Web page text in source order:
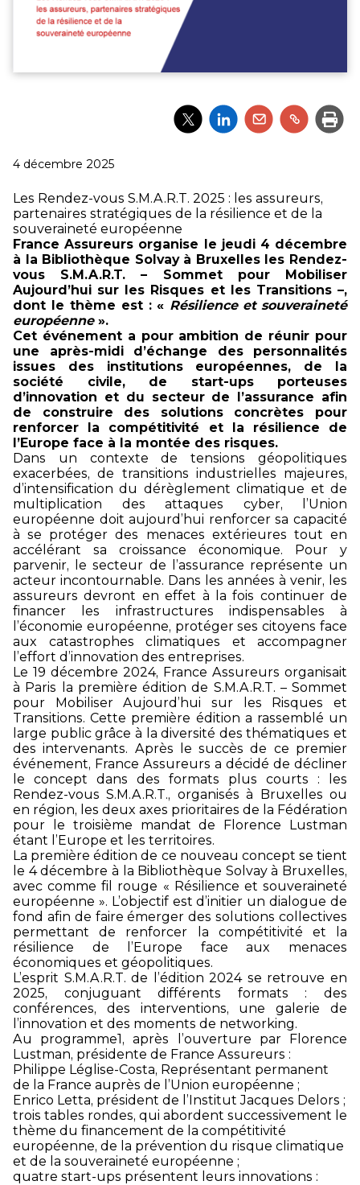
Partager
l'article
Partager
l'article
Partager
l'article
Partager
l'article
Publié
4 décembre 2025
Les Rendez-vous S.M.A.R.T. 2025 : les assureurs,
partenaires stratégiques de la résilience et de la
souveraineté européenne
France Assureurs organise le jeudi 4 décembre
à la Bibliothèque Solvay à Bruxelles les Rendez-
vous S.M.A.R.T. – Sommet pour Mobiliser
Aujourd’hui sur les Risques et les Transitions –,
dont le thème est : « Résilience et souveraineté
européenne».
Cet événement a pour ambition de réunir pour
une après-midi d’échange des personnalités
issues des institutions européennes, de la
société civile, de start-ups porteuses
d’innovation et du secteur de l’assurance afin
de construire des solutions concrètes pour
renforcer la compétitivité et la résilience de
l’Europe face à la montée des risques.
Dans un contexte de tensions géopolitiques
exacerbées, de transitions industrielles majeures,
d’intensification du dérèglement climatique et de
multiplication des attaques cyber, l’Union
européenne doit aujourd’hui renforcer sa capacité
à se protéger des menaces extérieures tout en
accélérant sa croissance économique. Pour y
parvenir, le secteur de l’assurance représente un
acteur incontournable. Dans les années à venir, les
assureurs devront en effet à la fois continuer de
financer les infrastructures indispensables à
l’économie européenne, protéger ses citoyens face
aux catastrophes climatiques et accompagner
l’effort d’innovation des entreprises.
Le 19 décembre 2024, France Assureurs organisait
à Paris la première édition de S.M.A.R.T. – Sommet
pour Mobiliser Aujourd’hui sur les Risques et
Transitions. Cette première édition a rassemblé un
large public grâce à la diversité des thématiques et
des intervenants. Après le succès de ce premier
événement, France Assureurs a décidé de décliner
le concept dans des formats plus courts : les
Rendez-vous S.M.A.R.T., organisés à Bruxelles ou
en région, les deux axes prioritaires de la Fédération
pour le troisième mandat de Florence Lustman
étant l’Europe et les territoires.
La première édition de ce nouveau concept se tient
le 4 décembre à la Bibliothèque Solvay à Bruxelles,
avec comme fil rouge « Résilience et souveraineté
européenne ». L’objectif est d’initier un dialogue de
fond afin de faire émerger des solutions collectives
permettant de renforcer la compétitivité et la
résilience de l’Europe face aux menaces
économiques et géopolitiques.
L’esprit S.M.A.R.T. de l’édition 2024 se retrouve en
2025, conjuguant différents formats : des
conférences, des interventions, une galerie de
l’innovation et des moments de networking.
Au programme1, après l’ouverture par Florence
Lustman, présidente de France Assureurs :
Philippe Léglise-Costa, Représentant permanent
de la France auprès de l’Union européenne ;
Enrico Letta, président de l’Institut Jacques Delors ;
trois tables rondes, qui abordent successivement le
thème du financement de la compétitivité
européenne, de la prévention du risque climatique
et de la souveraineté européenne ;
quatre start-ups présentent leurs innovations :